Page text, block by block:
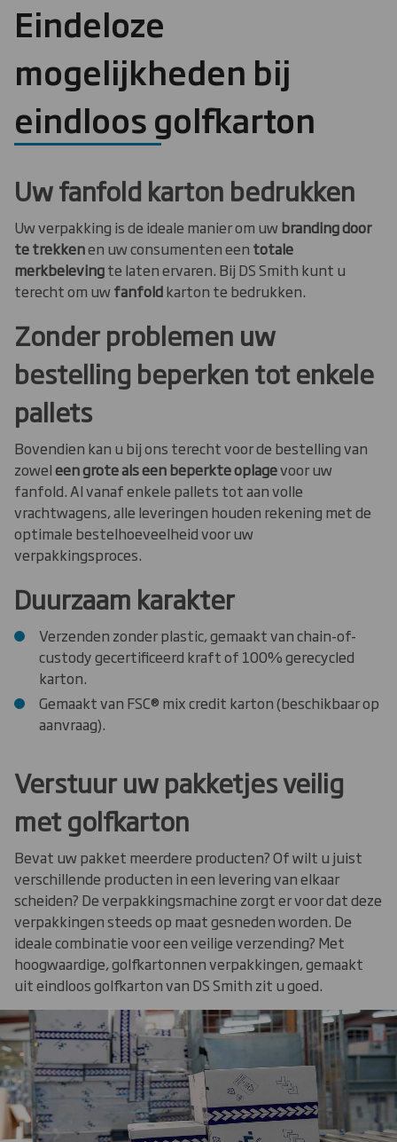
Eindeloze
mogelijkheden bij
eindloos golfkarton
Uw fanfold karton bedrukken
Uw verpakking is de ideale manier om uwbranding door
te trekkenen uw consumenten een totale
merkbelevingte laten ervaren. Bij DS Smith kunt u
terecht om uwfanfoldkarton te bedrukken.
Zonder problemen uw
bestelling beperken tot enkele
pallets
Bovendien kan u bij ons terecht voor de bestelling van
zoweleen grote als een beperkte oplagevoor uw
fanfold. Al vanaf enkele pallets tot aan volle
vrachtwagens, alle leveringen houden rekening met de
optimale bestelhoeveelheid voor uw
verpakkingsproces.
Duurzaam karakter
Verzenden zonder plastic, gemaakt van chain-of-
custody gecertificeerd kraft of 100% gerecycled
karton.
Gemaakt van FSC® mix credit karton (beschikbaar op
aanvraag).
Verstuur uw pakketjes veilig
met golfkarton
Bevat uw pakket meerdere producten? Of wilt u juist
verschillende producten in een levering van elkaar
scheiden? De verpakkingsmachine zorgt er voor dat deze
verpakkingen steeds op maat gesneden worden. De
ideale combinatie voor een veilige verzending? Met
hoogwaardige, golfkartonnen verpakkingen, gemaakt
uit eindloos golfkarton van DS Smith zit u goed.
Carousel. Use previous and next buttons to move